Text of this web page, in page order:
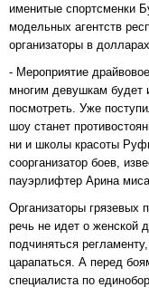
именитые спортсменки
модельных агентств
организаторы в
- Мероприятие
многим девушкам будет
посмотреть. Уже
шоу станет
ни и школы красоты
соорганизатор боев,
пауэрлифтер Арина
Организаторы грязевых
речь не идет о женской
подчиняться
царапаться. А перед
специалиста по